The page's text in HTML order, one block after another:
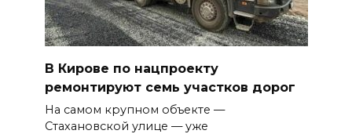
В Кирове по нацпроекту
ремонтируют семь участков дорог
На самом крупном объекте —
Стахановской улице — уже